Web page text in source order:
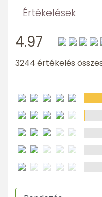
Értékelések
4.97
3244 értékelés